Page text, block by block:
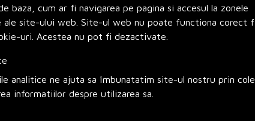
baza, cum ar fi navigarea pe pagina si accesul la zonele
ale site-ului web. Site-ul web nu poate functiona corect
uri. Acestea nu pot fi dezactivate.
analitice ne ajuta sa îmbunatatim site-ul nostru prin
informatiilor despre utilizarea sa.